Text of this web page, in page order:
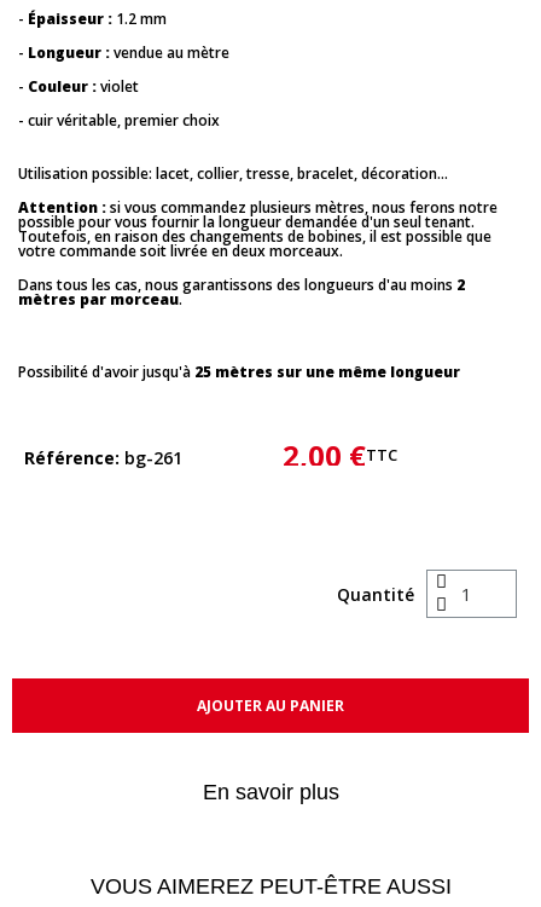
- Épaisseur : 1.2 mm
- Longueur :vendue au mètre
- Couleur :violet
- cuir véritable, premier choix
Utilisation possible: lacet, collier, tresse, bracelet, décoration...
Attention :si vous commandez plusieurs mètres, nous ferons notre
possible pour vous fournir la longueur demandée d'un seul tenant.
Toutefois, en raison des changements de bobines, il est possible que
votre commande soit livrée en deux morceaux.
Dans tous les cas, nous garantissons des longueurs d'au moins 2
mètres par morceau.
Possibilité d'avoir jusqu'à 25 mètres sur une même longueur
Référence bg-261 2,00 €TTC
Quantité
AJOUTER AU PANIER
En savoir plus
VOUS AIMEREZ PEUT-ÊTRE AUSSI